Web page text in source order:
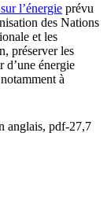
l’énergie prévu
des Nations
et les
préserver les
d’une énergie
à
anglais, pdf-27,7